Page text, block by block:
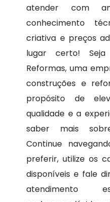
atender com
conhecimento
criativa e preços
lugar certo!
Reformas, uma
construções e
propósito de
qualidade e a
saber mais
Continue
preferir, utilize os
disponíveis e fale
atendimento